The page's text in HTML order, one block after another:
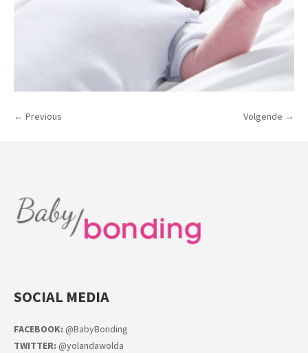
← Previous Volgende →
SOCIAL MEDIA
FACEBOOK: @BabyBonding
TWITTER: @yolandawolda